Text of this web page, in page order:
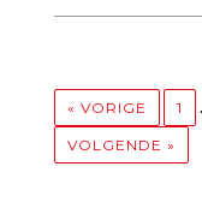
« VORIGE 1
VOLGENDE »